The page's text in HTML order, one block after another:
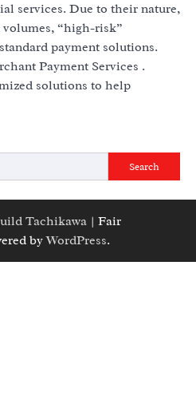
services. Due to their nature,
“high-risk”
payment solutions.
Payment Services .
solutions to help
Search
Tachikawa | Fair
byWordPress.